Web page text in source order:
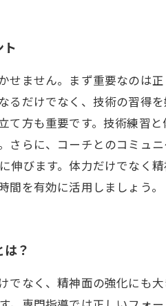
ません。まず重要なのは
だけでなく、技術の習得
方も重要です。技術練習
らに、コーチとのコミュ
びます。体力だけでなく
を有効に活用しましょう。
？
なく、精神面の強化にも